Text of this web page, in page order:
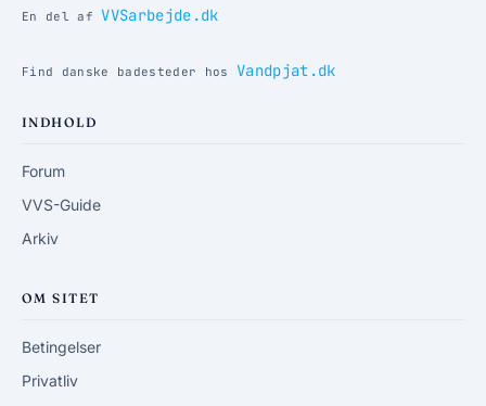
En del af VVSarbejde.dk
Find danske badesteder hos Vandpjat.dk
INDHOLD
Forum
VVS-Guide
Arkiv
OM SITET
Betingelser
Privatliv